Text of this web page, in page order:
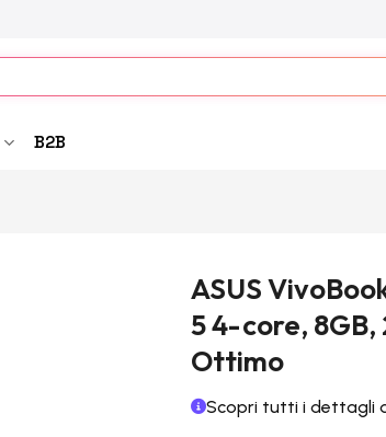
B2B
ASUS
5 4-core, 8GB,
Ottimo
Scopri tutti i dettagli